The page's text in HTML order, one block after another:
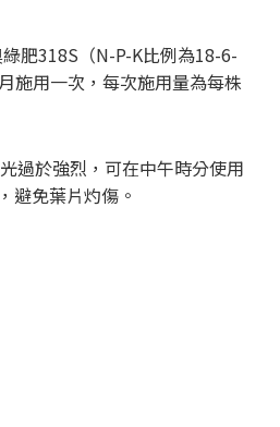
綠肥318S（N-P-K比例為18-6-
施用一次，每次施用量為每株
過於強烈，可在中午時分使用
避免葉片灼傷。